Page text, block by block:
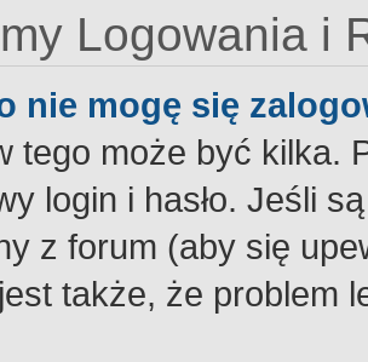
Logowania i
nie mogę się
tego może być kilka.
login i hasło. Jeśli
z forum (aby się
także, że problem